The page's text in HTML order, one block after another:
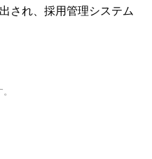
され、採用管理システム